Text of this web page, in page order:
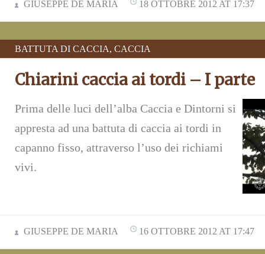
GIUSEPPE DE MARIA 18 OTTOBRE 2012 AT 17:37
BATTUTA DI CACCIA, CACCIA
Chiarini caccia ai tordi – I parte
Prima delle luci dell’alba Caccia e Dintorni si
appresta ad una battuta di caccia ai tordi in
capanno fisso, attraverso l’uso dei richiami
vivi.
GIUSEPPE DE MARIA 16 OTTOBRE 2012 AT 17:47